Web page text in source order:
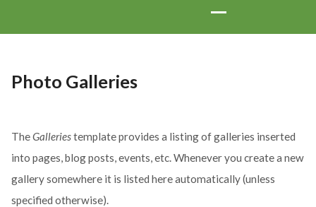
Photo Galleries
TheGalleriestemplate provides a listing of galleries inserted
into pages, blog posts, events, etc. Whenever you create a new
gallery somewhere it is listed here automatically (unless
specified otherwise).